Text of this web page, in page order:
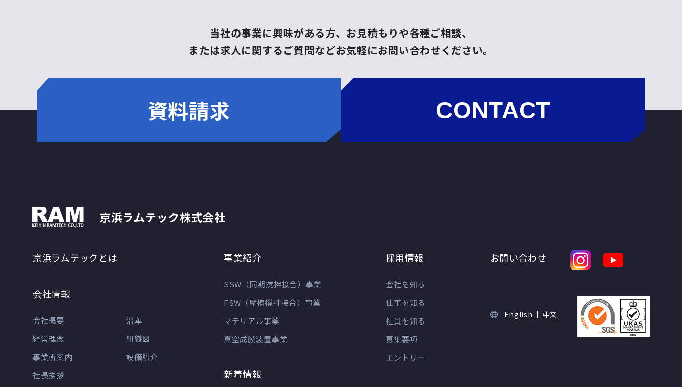
当社の事業に興味がある方、 お見積もりや各種ご相談、
または求人に関するご質問などお気軽にお問い合わせください。
資料請求 CONTACT
京浜ラムテック株式会社
京浜ラムテックとは
会社情報
会社概要
沿革
経営理念
組織図
事業所案内
設備紹介
社長挨拶
事業紹介
SSW（同期撹拌接合）事業
FSW（摩擦撹拌接合）事業
マテリアル事業
真空成膜装置事業
新着情報
採用情報
会社を知る
仕事を知る
社員を知る
募集要項
エントリー
お問い合わせ
English 中文